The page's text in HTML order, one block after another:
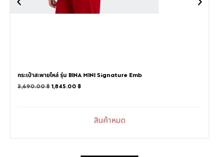
กระเป๋าสะพายไหล่ รุ่น BINA MINI Signature Emb
3,690.00฿ 1,845.00 ฿